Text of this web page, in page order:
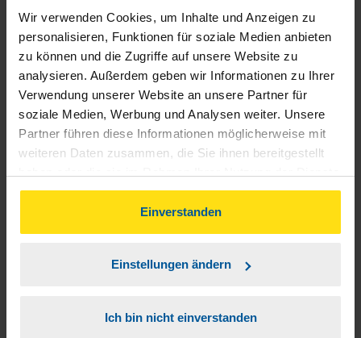
Wir verwenden Cookies, um Inhalte und Anzeigen zu
personalisieren, Funktionen für soziale Medien anbieten
zu können und die Zugriffe auf unsere Website zu
analysieren. Außerdem geben wir Informationen zu Ihrer
Verwendung unserer Website an unsere Partner für
soziale Medien, Werbung und Analysen weiter. Unsere
Partner führen diese Informationen möglicherweise mit
weiteren Daten zusammen, die Sie ihnen bereitgestellt
gesammelt haben. Indem Sie auf Einverstanden klicken,
können Sie der Verwendung von Cookies, gemäß
unserer
Einverstanden
Einstellungen ändern
Ich bin nicht einverstanden
Karriere
Presse
Kontakt
Informationen für Mitglieder
Schnelleinstiege
Steuererklärung machen lassen
Online-Steuererklärung
Die erste Steuererklärung
Für Azubis